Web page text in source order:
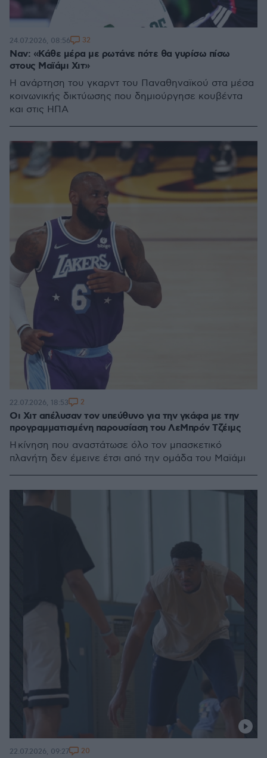
Ναν: «Κάθε μέρα με ρωτάνε πότε θα γυρίσω πίσω
στους Μαϊάμι Χιτ»
Η ανάρτηση του γκαρντ του Παναθηναϊκού στα μέσα
κοινωνικής δικτύωσης που δημιούργησε κουβέντα
και στις ΗΠΑ
24.07.2026, 08:56 32
Οι Χιτ απέλυσαν τον υπεύθυνο για την γκάφα με την
προγραμματισμένη παρουσίαση του ΛεΜπρόν Τζέιμς
Η κίνηση που αναστάτωσε όλο τον μπασκετικό
πλανήτη δεν έμεινε έτσι από την ομάδα του Μαϊάμι
22.07.2026, 18:53 2
22.07.2026, 09:27 20